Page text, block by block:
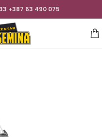
+387 63 490 075